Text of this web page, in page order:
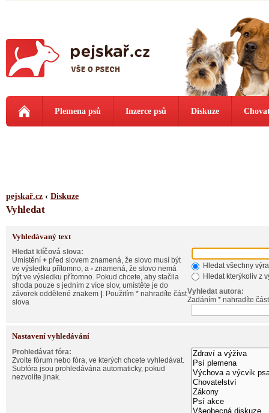
Plemena psů Inzerce psů Diskuze
pejskař.cz ‹ Diskuze
Vyhledat
Vyhledávaný text
Hledat klíčová slova:
Umístění + před slovem znamená, že slovo musí být
ve výsledku přítomno, a - znamená, že slovo nemá
být ve výsledku přítomno. Pokud chcete, aby stačila
shoda pouze s jedním z více slov, umístěte je do
závorek oddělené znakem . Použitím * nahradíte část
slova
Hledat všechny
Hledat kterýkoliv z
Vyhledat autora:
Zadáním * nahradíte
Nastavení vyhledávání
Prohledávat fóra:
Zvolte fórum nebo fóra, ve kterých chcete vyhledávat.
Subfóra jsou prohledávána automaticky, pokud
nezvolíte jinak.